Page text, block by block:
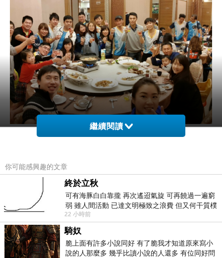
熱鬧無冷場阿~
繼續閱讀
你可能感興趣的文章
終於立秋
可有海豚白白靠攏 再次遙迢氣旋 可再饒過一遍窮
弱 雖人間活動 已達文明極致之浪費 但又何干質樸
者 只能白白陪葬
22 小時前
騎奴
脆上面有許多小說同好 有了脆我才知道原來寫小
說的人那麼多 幾乎比讀小說的人還多 有位同好問